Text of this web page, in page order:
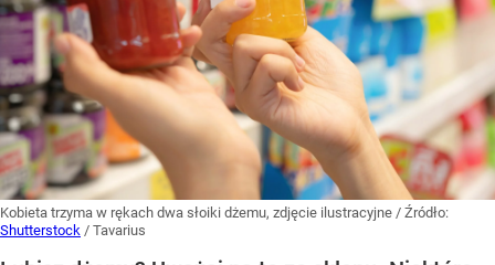
Kobieta trzyma w rękach dwa słoiki dżemu, zdjęcie ilustracyjne / Źródło:
Shutterstock / Tavarius